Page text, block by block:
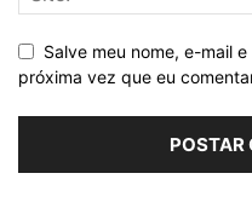
Salve meu nome, e-mail
próxima vez que eu